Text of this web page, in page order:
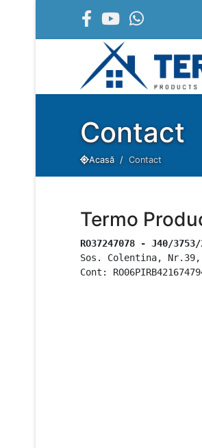
Contact
Acasă Contact
Termo
RO37247078 - J40/
Sos. Colentina,
Cont: